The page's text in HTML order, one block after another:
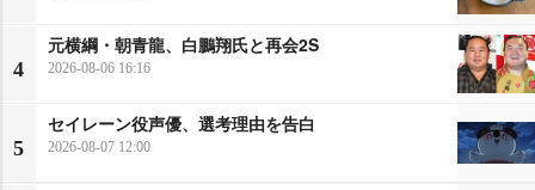
4
元横綱・朝青龍、白鵬翔氏と再会2S
2026-08-06 16:16
5
セイレーン役声優、選考理由を告白
2026-08-07 12:00